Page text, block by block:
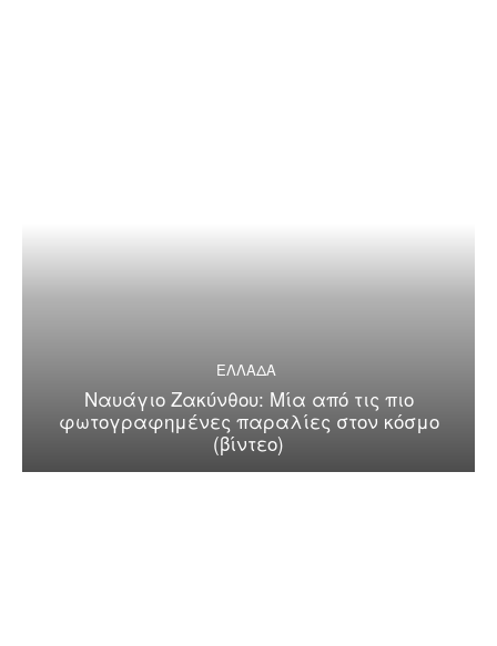
ΕΛΛΑΔΑ
Ναυάγιο Ζακύνθου: Μία από τις πιο
φωτογραφημένες παραλίες στον κόσμο
(βίντεο)